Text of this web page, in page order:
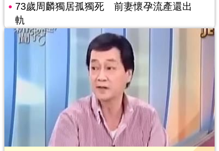
73歲周麟獨居孤獨死 前妻懷孕流產還出
軌